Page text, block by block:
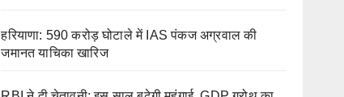
हरियाणा: 590 करोड़ घोटाले में IAS पंकज अग्रवाल की
जमानत याचिका खारिज